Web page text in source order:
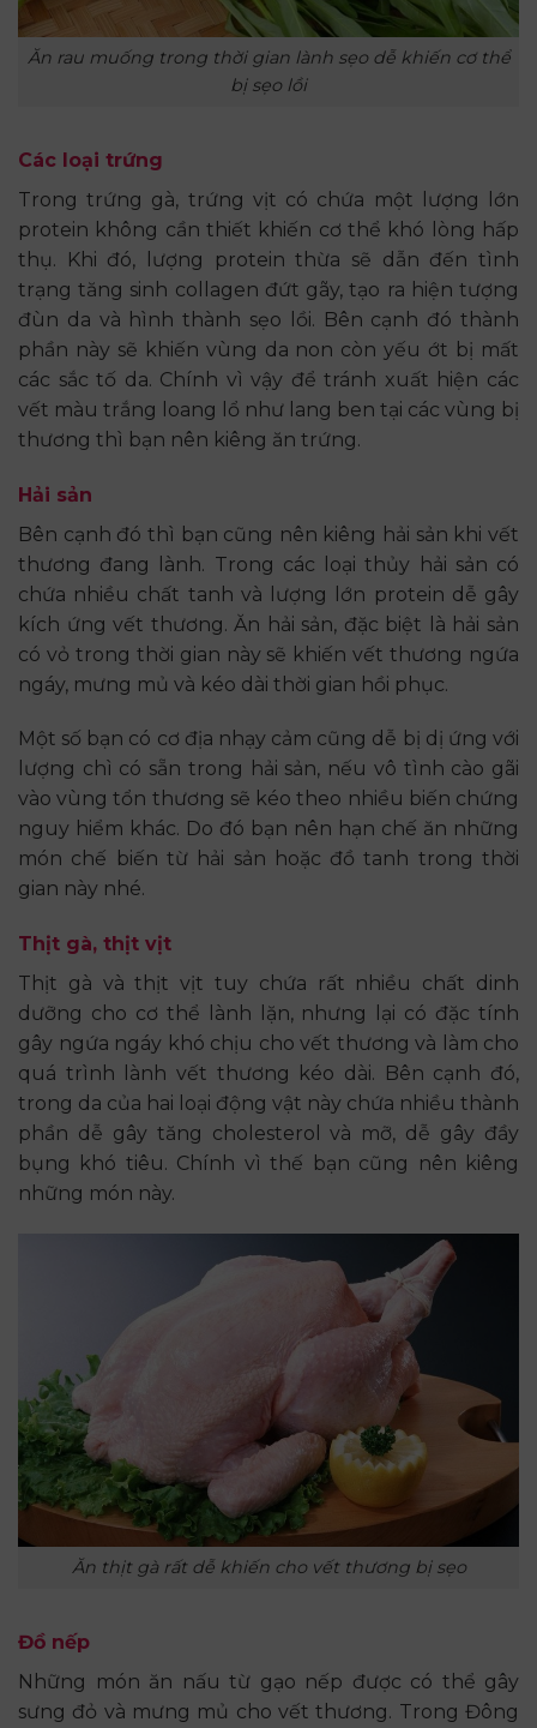
Ăn rau muống trong thời gian lành sẹo dễ khiến cơ thể
bị sẹo lồi
Các loại trứng
Trong trứng gà, trứng vịt có chứa một lượng lớn
protein không cần thiết khiến cơ thể khó lòng hấp
thụ. Khi đó, lượng protein thừa sẽ dẫn đến tình
trạng tăng sinh collagen đứt gãy, tạo ra hiện tượng
đùn da và hình thành sẹo lồi. Bên cạnh đó thành
phần này sẽ khiến vùng da non còn yếu ớt bị mất
các sắc tố da. Chính vì vậy để tránh xuất hiện các
vết màu trắng loang lổ như lang ben tại các vùng bị
thương thì bạn nên kiêng ăn trứng.
Hải sản
Bên cạnh đó thì bạn cũng nên kiêng hải sản khi vết
thương đang lành. Trong các loại thủy hải sản có
chứa nhiều chất tanh và lượng lớn protein dễ gây
kích ứng vết thương. Ăn hải sản, đặc biệt là hải sản
có vỏ trong thời gian này sẽ khiến vết thương ngứa
ngáy, mưng mủ và kéo dài thời gian hồi phục.
Một số bạn có cơ địa nhạy cảm cũng dễ bị dị ứng với
lượng chì có sẵn trong hải sản, nếu vô tình cào gãi
vào vùng tổn thương sẽ kéo theo nhiều biến chứng
nguy hiểm khác. Do đó bạn nên hạn chế ăn những
món chế biến từ hải sản hoặc đồ tanh trong thời
gian này nhé.
Thịt gà, thịt vịt
Thịt gà và thịt vịt tuy chứa rất nhiều chất dinh
dưỡng cho cơ thể lành lặn, nhưng lại có đặc tính
gây ngứa ngáy khó chịu cho vết thương và làm cho
quá trình lành vết thương kéo dài. Bên cạnh đó,
trong da của hai loại động vật này chứa nhiều thành
phần dễ gây tăng cholesterol và mỡ, dễ gây đầy
bụng khó tiêu. Chính vì thế bạn cũng nên kiêng
những món này.
Ăn thịt gà rất dễ khiến cho vết thương bị sẹo
Đồ nếp
Những món ăn nấu từ gạo nếp được có thể gây
sưng đỏ và mưng mủ cho vết thương. Trong Đông